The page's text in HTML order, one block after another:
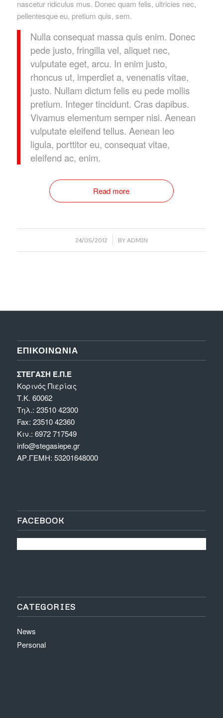
nascetur ridiculus mus. Donec quam felis, ultricies nec,
pellentesque eu, pretium quis, sem.
Nulla consequat massa quis enim. Donec
pede justo, fringilla vel, aliquet nec,
vulputate eget, arcu. In enim justo,
rhoncus ut, imperdiet a, venenatis vitae,
justo. Nullam dictum felis eu pede mollis
pretium. Integer tincidunt. Cras dapibus.
Vivamus elementum semper nisi. Aenean
vulputate eleifend tellus. Aenean leo
ligula, porttitor eu, consequat vitae,
eleifend ac, enim.
Read more
24/05/2012
/ BY ADMIN
ΕΠΙΚΟΙΝΩΝΊΑ
ΣΤΕΓΑΣΗ Ε.Π.Ε
Κορινός Πιερίας
Τ.Κ. 60062
Τηλ.: 23510 42300
Fax: 23510 42360
Κιν.: 6972 717549
info@stegasiepe.gr
ΑΡ.ΓΕΜΗ: 53201648000
FACEBOOK
CATEGORIES
News
Personal